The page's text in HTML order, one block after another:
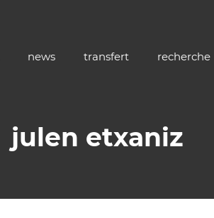
news transfert recherche
julen etxaniz